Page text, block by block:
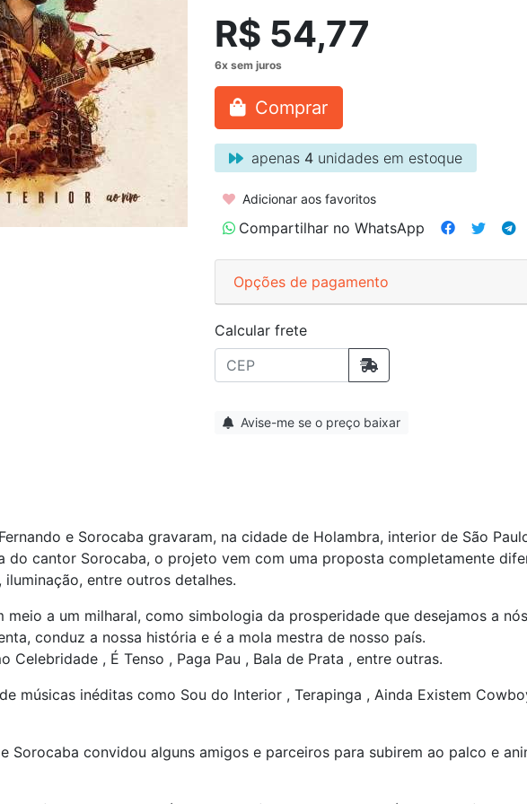
R$ 54,77
Comprar
apenas 4 unidades em estoque
Adicionar aos favoritos
Compartilhar no WhatsApp
Opções de pagamento
Calcular frete
Avise-me se o preço baixar
e Sorocaba gravaram, na cidade de Holambra, interior de São
do cantor Sorocaba, o projeto vem com uma proposta completamente
entre outros detalhes.
a um milharal, como simbologia da prosperidade que desejamos a
conduz a nossa história e é a mola mestra de nosso país.
, É Tenso , Paga Pau , Bala de Prata , entre outras.
músicas inéditas como Sou do Interior , Terapinga , Ainda Existem
Sorocaba convidou alguns amigos e parceiros para subirem ao palco e